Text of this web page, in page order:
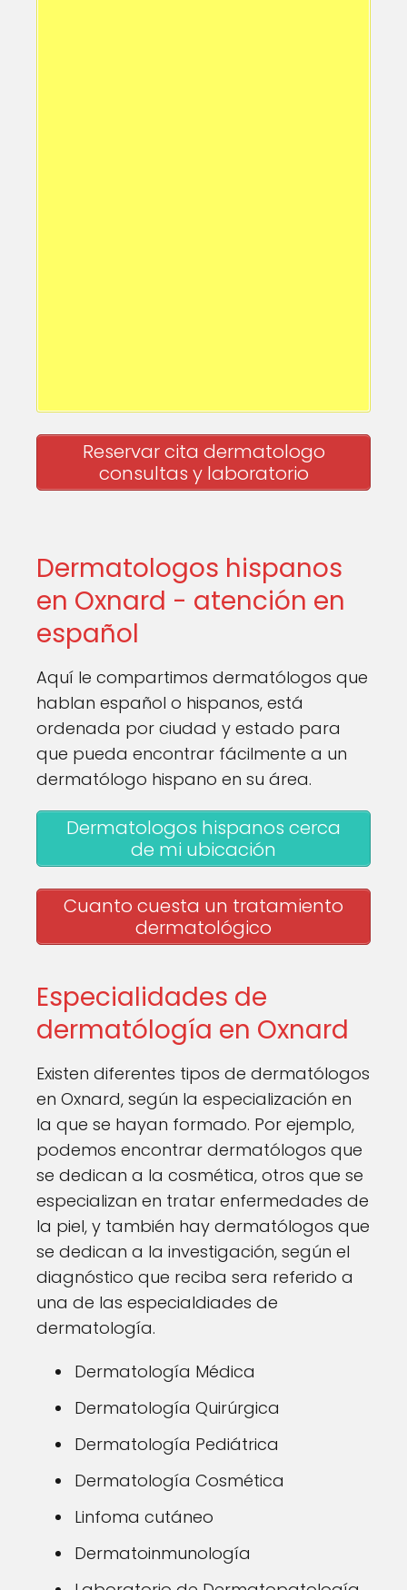
Reservar cita dermatologo
consultas y laboratorio
Dermatologos hispanos
en Oxnard - atención en
español
Aquí le compartimos dermatólogos que
hablan español o hispanos, está
ordenada por ciudad y estado para
que pueda encontrar fácilmente a un
dermatólogo hispano en su área.
Dermatologos hispanos cerca
de mi ubicación
Cuanto cuesta un tratamiento
dermatológico
Especialidades de
dermatólogía en Oxnard
Existen diferentes tipos de dermatólogos
en Oxnard, según la especialización en
la que se hayan formado. Por ejemplo,
podemos encontrar dermatólogos que
se dedican a la cosmética, otros que se
especializan en tratar enfermedades de
la piel, y también hay dermatólogos que
se dedican a la investigación, según el
diagnóstico que reciba sera referido a
una de las especialdiades de
dermatología.
Dermatología Médica
Dermatología Quirúrgica
Dermatología Pediátrica
Dermatología Cosmética
Linfoma cutáneo
Dermatoinmunología